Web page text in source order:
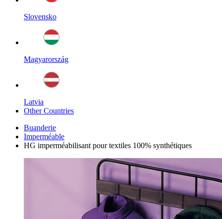
Slovensko
Magyarország
Latvia
Other Countries
Buanderie
Imperméable
HG imperméabilisant pour textiles 100% synthétiques